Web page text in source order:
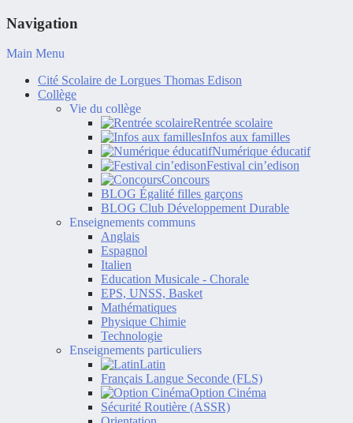
Navigation
Main Menu
Cité Scolaire de Lorgues Thomas Edison
Collège
Vie du collège
Rentrée scolaire
Infos aux familles
Numérique éducatif
Festival cin’edison
Concours
BLOG Égalité filles garçons
BLOG Club Développement Durable
Enseignements communs
Anglais
Espagnol
Italien
Education Musicale - Chorale
EPS, UNSS, Basket
Mathématiques
Physique Chimie
Technologie
Enseignements particuliers
Latin
Français Langue Seconde (FLS)
Option Cinéma
Sécurité Routière (ASSR)